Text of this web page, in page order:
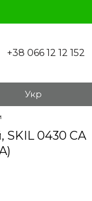
+38 066 12 12 152
Укр
SKIL 0430 CA